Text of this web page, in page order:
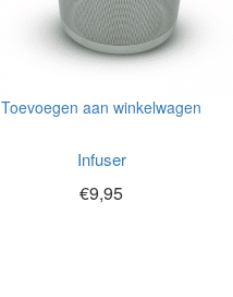
Toevoegen aan winkelwagen
Infuser
€9,95